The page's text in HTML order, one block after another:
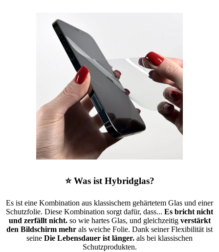
⭐ Was ist Hybridglas?
Es ist eine Kombination aus klassischem gehärtetem Glas und einer
Schutzfolie. Diese Kombination sorgt dafür, dass... Es bricht nicht
und zerfällt nicht.so wie hartes Glas, und gleichzeitig verstärkt
den Bildschirm mehr als weiche Folie. Dank seiner Flexibilität ist
seine Die Lebensdauer ist länger. als bei klassischen
Schutzprodukten.